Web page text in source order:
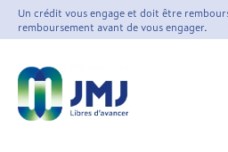
Un crédit vous engage et doit être
remboursement avant de vous engager.